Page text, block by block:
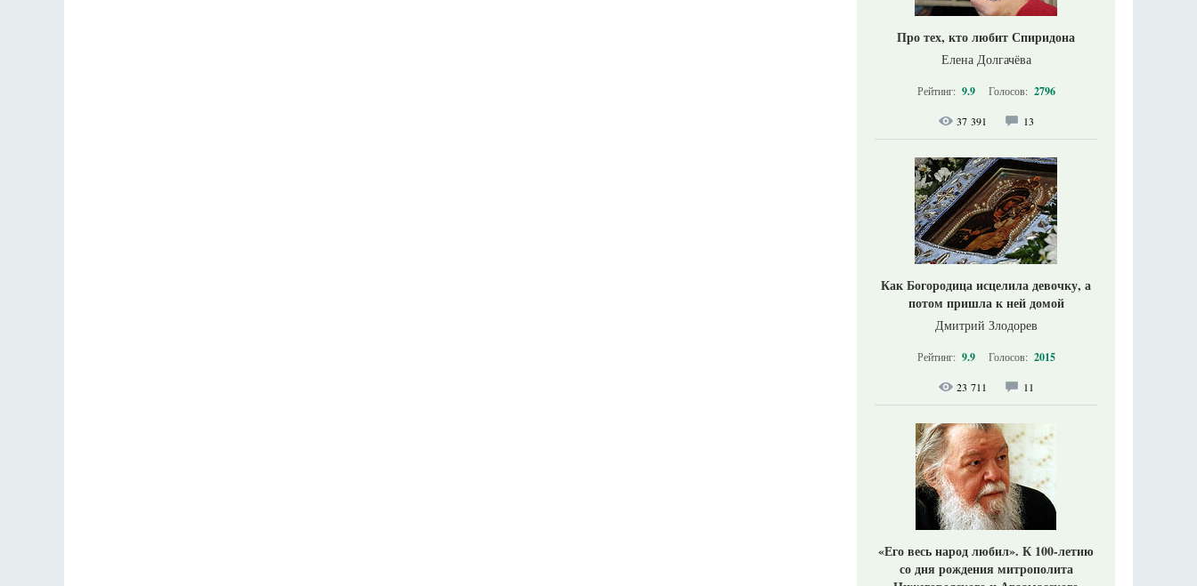
Про тех, кто любит Спиридона
Елена Долгачёва
Рейтинг: 9.9 Голосов: 2796
37 391 13
Как Богородица исцелила девочку, а
потом пришла к ней домой
Дмитрий Злодорев
Рейтинг: 9.9 Голосов: 2015
23 711 11
«Его весь народ любил». К 100-летию
со дня рождения митрополита